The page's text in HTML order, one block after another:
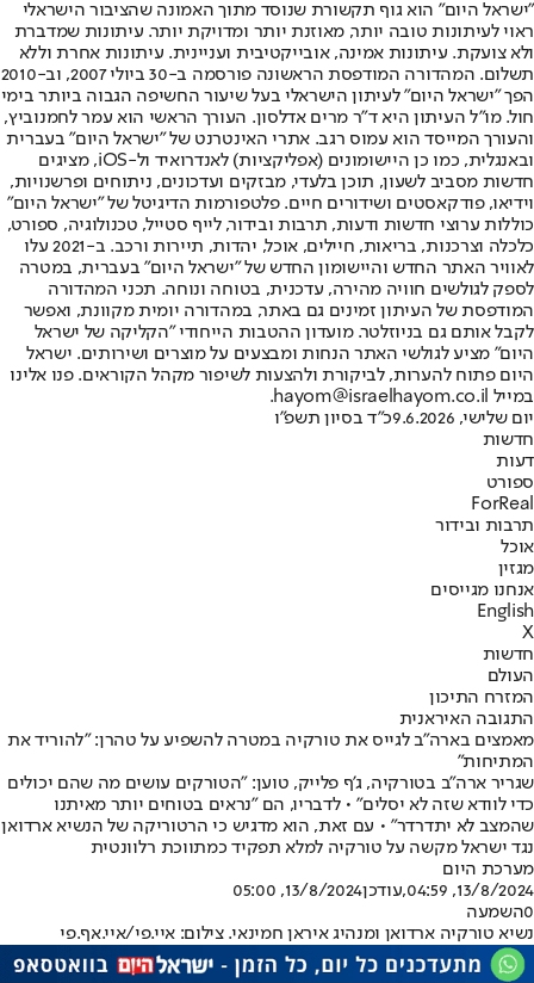
"ישראל היום" הוא גוף תקשורת שנוסד מתוך האמונה שהציבור הישראלי
ראוי לעיתונות טובה יותר, מאוזנת יותר ומדויקת יותר. עיתונות שמדברת
ולא צועקת. עיתונות אמינה, אובייקטיבית ועניינית. עיתונות אחרת וללא
תשלום. המהדורה המודפסת הראשונה פורסמה ב-30 ביולי 2007, וב-2010
הפך "ישראל היום" לעיתון הישראלי בעל שיעור החשיפה הגבוה ביותר בימי
חול. מו"ל העיתון היא ד"ר מרים אדלסון. העורך הראשי הוא עמר לחמנוביץ,
והעורך המייסד הוא עמוס רגב. אתרי האינטרנט של "ישראל היום" בעברית
ובאנגלית, כמו כן היישומונים (אפליקציות) לאנדרואיד ול-iOS, מציגים
חדשות מסביב לשעון, תוכן בלעדי, מבזקים ועדכונים, ניתוחים ופרשנויות,
וידיאו, פודקאסטים ושידורים חיים. פלטפורמות הדיגיטל של "ישראל היום"
כוללות ערוצי חדשות ודעות, תרבות ובידור, לייף סטייל, טכנולוגיה, ספורט,
כלכלה וצרכנות, בריאות, חיילים, אוכל, יהדות, תיירות ורכב. ב-2021 עלו
לאוויר האתר החדש והיישומון החדש של "ישראל היום" בעברית, במטרה
לספק לגולשים חוויה מהירה, עדכנית, בטוחה ונוחה. תכני המהדורה
המודפסת של העיתון זמינים גם באתר, במהדורה יומית מקוונת, ואפשר
לקבל אותם גם בניוזלטר. מועדון ההטבות הייחודי "הקליקה של ישראל
היום" מציע לגולשי האתר הנחות ומבצעים על מוצרים ושירותים. ישראל
היום פתוח להערות, לביקורת ולהצעות לשיפור מקהל הקוראים. פנו אלינו
במייל hayom@israelhayom.co.il.
יום שלישי, 9.6.2026
כ"ד בסיון תשפ"ו
חדשות
דעות
ספורט
ForReal
תרבות ובידור
אוכל
מגזין
אנחנו מגייסים
English
X
חדשות
העולם
המזרח התיכון
התגובה האיראנית
מאמצים בארה"ב לגייס את טורקיה במטרה להשפיע על טהרן: "להוריד את
המתיחות"
שגריר ארה"ב בטורקיה, ג'ף פלייק, טוען: "הטורקים עושים מה שהם יכולים
כדי לוודא שזה לא יסלים" • לדבריו, הם "נראים בטוחים יותר מאיתנו
שהמצב לא יתדרדר" • עם זאת, הוא מדגיש כי הרטוריקה של הנשיא ארדואן
נגד ישראל מקשה על טורקיה למלא תפקיד כמתווכת רלוונטית
מערכת היום
13/8/2024, 04:59
,עודכן13/8/2024, 05:00
0השמעה
נשיא טורקיה ארדואן ומנהיג איראן חמינאי. צילום: איי.פי/איי.אף.פי